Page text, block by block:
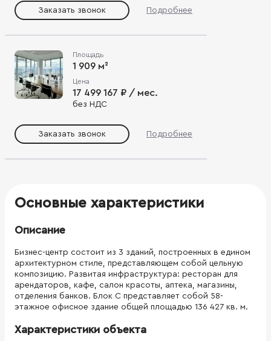
Заказать звонок Подробнее
Площадь
1 909 м²
Цена
17 499 167 ₽ / мес.
без НДС
Заказать звонок Подробнее
Основные характеристики
Описание
Бизнес-центр состоит из 3 зданий, построенных в едином
архитектурном стиле, представляющем собой цельную
композицию. Развитая инфраструктура: ресторан для
арендаторов, кафе, салон красоты, аптека, магазины,
отделения банков. Блок С представляет собой 58-
этажное офисное здание общей площадью 136 427 кв. м.
Характеристики объекта